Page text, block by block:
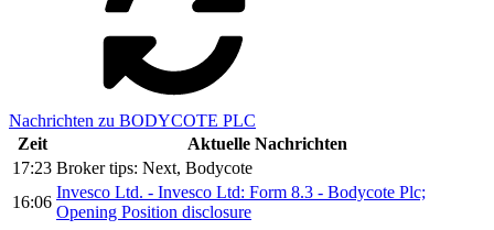
Nachrichten zu BODYCOTE PLC
Zeit
Aktuelle Nachrichten
17:23 Broker tips: Next, Bodycote
16:06
Invesco Ltd. - Invesco Ltd: Form 8.3 - Bodycote Plc;
Opening Position disclosure